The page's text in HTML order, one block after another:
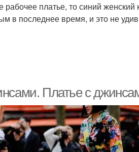
платье, то синий
в последнее время, и это не
Платье с